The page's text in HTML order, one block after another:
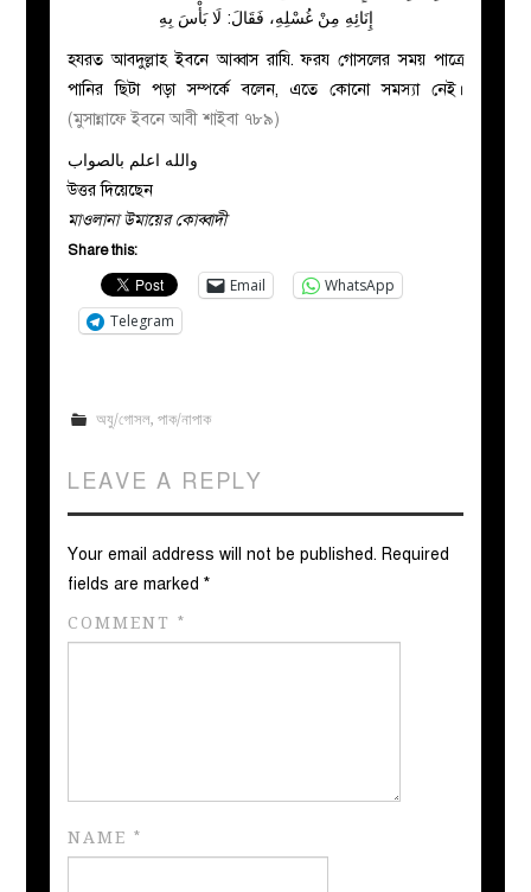
إِنَائِهِ مِنْ غُسْلِهِ، فَقَالَ: لَا بَأْسَ بِهِ
হযরত আবদুল্লাহ ইবনে আব্বাস রাযি. ফরয গোসলের সময় পাত্রে
পানির ছিটা পড়া সম্পর্কে বলেন, এতে কোনো সমস্যা নেই।
(মুসান্নাফে ইবনে আবী শাইবা ৭৮৯)
والله اعلم بالصواب
উত্তর দিয়েছেন
মাওলানা উমায়ের কোব্বাদী
Share this:
Email
WhatsApp
Telegram
অযু/গোসল, পাক/নাপাক
LEAVE A REPLY
Your email address will not be published. Required
fields are marked*
COMMENT*
NAME*